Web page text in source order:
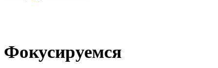
Фокусируемся